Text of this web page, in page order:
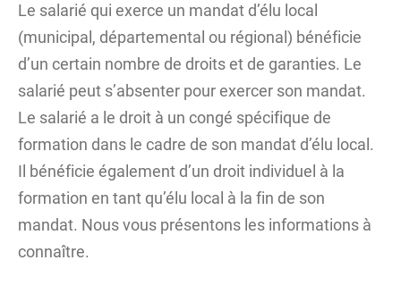
Le salarié qui exerce un mandat d’élu local
(municipal, départemental ou régional) bénéficie
d’un certain nombre de droits et de garanties. Le
salarié peut s’absenter pour exercer son mandat.
Le salarié a le droit à un congé spécifique de
formation dans le cadre de son mandat d’élu local.
Il bénéficie également d’un droit individuel à la
formation en tant qu’élu local à la fin de son
mandat. Nous vous présentons les informations à
connaître.